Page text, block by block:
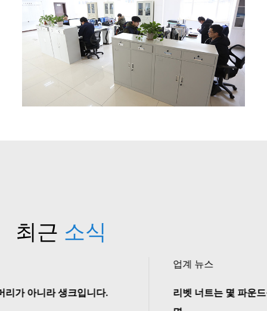
최근 소식
리벳 너트는 몇 파운드를 견딜 수 있나요? 부하 용